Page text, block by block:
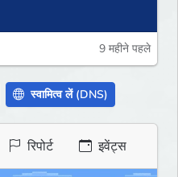
9 महीने पहले
स्वामित्व लें (DNS)
रिपोर्ट इवेंट्स